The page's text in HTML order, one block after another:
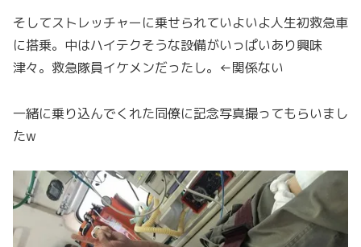
そしてストレッチャーに乗せられていよいよ人生初救急車
に搭乗。中はハイテクそうな設備がいっぱいあり興味
津々。救急隊員イケメンだったし。←関係ない
一緒に乗り込んでくれた同僚に記念写真撮ってもらいまし
たw